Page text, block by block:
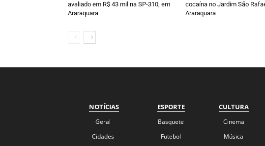
avaliado em R$ 43 mil na SP-310, em
Araraquara
cocaína no Jardim São
Araraquara
NOTÍCIAS
Geral
Cidades
ESPORTE
Basquete
Futebol
CULTURA
Cinema
Música